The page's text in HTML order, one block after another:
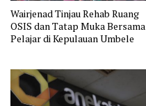
Wairjenad Tinjau Rehab Ruang
OSIS dan Tatap Muka Bersama
Pelajar di Kepulauan Umbele